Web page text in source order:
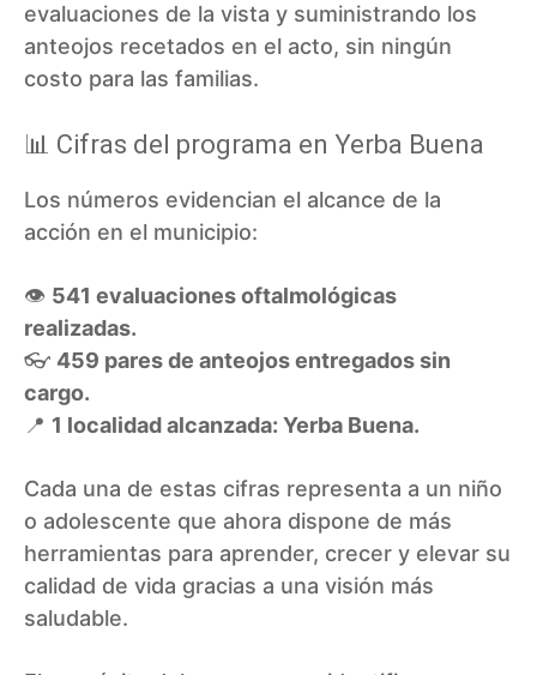
evaluaciones de la vista y suministrando los
anteojos recetados en el acto, sin ningún
costo para las familias.
📊 Cifras del programa en Yerba Buena
Los números evidencian el alcance de la
acción en el municipio:
👁️ 541 evaluaciones oftalmológicas
realizadas.
👓 459 pares de anteojos entregados sin
cargo.
📍 1 localidad alcanzada: Yerba Buena.
Cada una de estas cifras representa a un niño
o adolescente que ahora dispone de más
herramientas para aprender, crecer y elevar su
calidad de vida gracias a una visión más
saludable.